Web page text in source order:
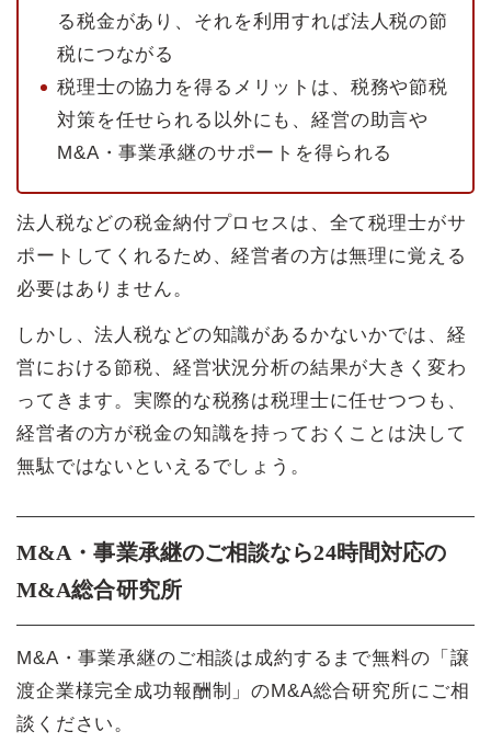
る税金があり、それを利用すれば法人税の節
税につながる
税理士の協力を得るメリットは、税務や節税
対策を任せられる以外にも、経営の助言や
M&A・事業承継のサポートを得られる
法人税などの税金納付プロセスは、全て税理士がサ
ポートしてくれるため、経営者の方は無理に覚える
必要はありません。
しかし、法人税などの知識があるかないかでは、経
営における節税、経営状況分析の結果が大きく変わ
ってきます。実際的な税務は税理士に任せつつも、
経営者の方が税金の知識を持っておくことは決して
無駄ではないといえるでしょう。
M&A・事業承継のご相談なら24時間対応の
M&A総合研究所
M&A・事業承継のご相談は成約するまで無料の「譲
渡企業様完全成功報酬制」のM&A総合研究所にご相
談ください。